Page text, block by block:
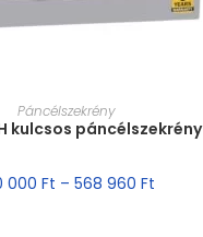
VÁLASZTÁSA
Páncélszekrény
H kulcsos páncélszekrény
000 Ft – 568 960 Ft